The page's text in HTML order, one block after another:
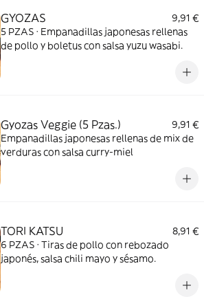
GYOZAS
9,91 €
5 PZAS · Empanadillas japonesas rellenas
de pollo y boletus con salsa yuzu wasabi.
Gyozas Veggie (5 Pzas.)
9,91 €
Empanadillas japonesas rellenas de mix de
verduras con salsa curry-miel
TORI KATSU
8,91 €
6 PZAS · Tiras de pollo con rebozado
japonés, salsa chili mayo y sésamo.